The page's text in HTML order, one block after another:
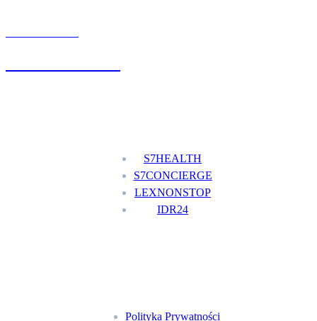
S7HEALTH
S7CONCIERGE
LEXNONSTOP
IDR24
Polityka Prywatności